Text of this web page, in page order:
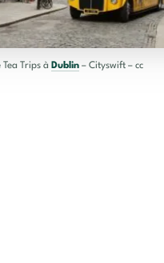
Trips à Dublin– Cityswift – cc